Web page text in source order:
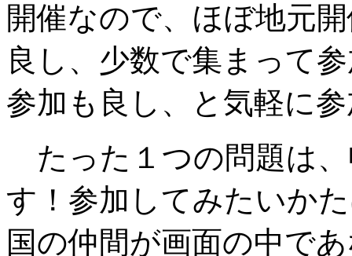
開催なので、ほぼ地元
良し、少数で集まって
参加も良し、と気軽に
たった１つの問題は
す！参加してみたいか
国の仲間が画面の中で